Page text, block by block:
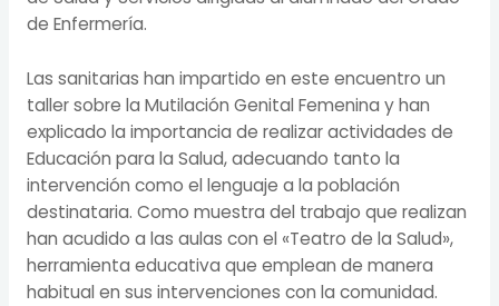
de Enfermería.
Las sanitarias han impartido en este encuentro un
taller sobre la Mutilación Genital Femenina y han
explicado la importancia de realizar actividades de
Educación para la Salud, adecuando tanto la
intervención como el lenguaje a la población
destinataria. Como muestra del trabajo que realizan
han acudido a las aulas con el «Teatro de la Salud»,
herramienta educativa que emplean de manera
habitual en sus intervenciones con la comunidad.